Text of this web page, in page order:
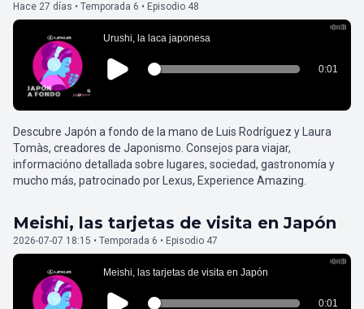
Hace 27 días • Temporada 6 • Episodio 48
Descubre Japón a fondo de la mano de Luis Rodríguez y Laura
Tomàs, creadores de Japonismo. Consejos para viajar,
informacióno detallada sobre lugares, sociedad, gastronomía y
mucho más, patrocinado por Lexus, Experience Amazing.
Meishi, las tarjetas de visita en Japón
2026-07-07 18:15 • Temporada 6 • Episodio 47